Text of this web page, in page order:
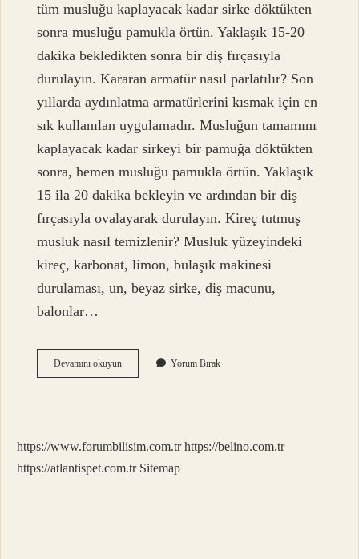
tüm musluğu kaplayacak kadar sirke döktükten
sonra musluğu pamukla örtün. Yaklaşık 15-20
dakika bekledikten sonra bir diş fırçasıyla
durulayın. Kararan armatür nasıl parlatılır? Son
yıllarda aydınlatma armatürlerini kısmak için en
sık kullanılan uygulamadır. Musluğun tamamını
kaplayacak kadar sirkeyi bir pamuğa döktükten
sonra, hemen musluğu pamukla örtün. Yaklaşık
15 ila 20 dakika bekleyin ve ardından bir diş
fırçasıyla ovalayarak durulayın. Kireç tutmuş
musluk nasıl temizlenir? Musluk yüzeyindeki
kireç, karbonat, limon, bulaşık makinesi
durulaması, un, beyaz sirke, diş macunu,
balonlar…
Devamını okuyunArmatür
Temizliği
Yorum Bırak
https://www.forumbilisim.com.tr https://belino.com.tr
https://atlantispet.com.tr Sitemap